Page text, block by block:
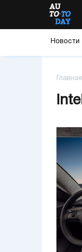
Новости
Главная
Intel